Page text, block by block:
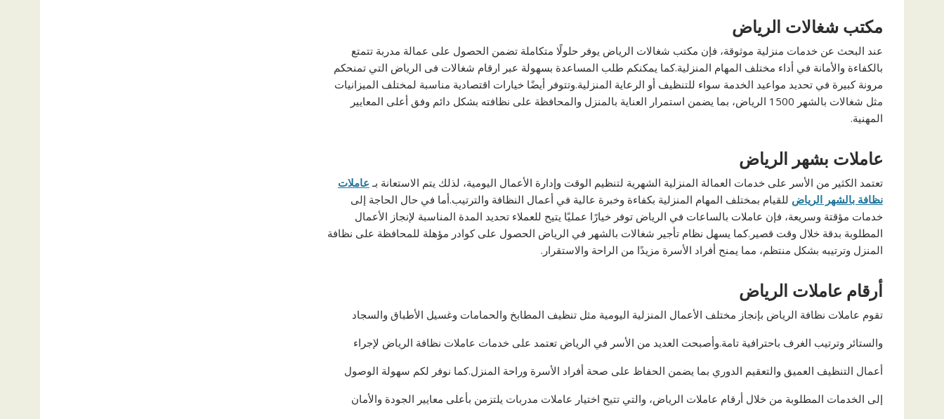
مكتب شغالات الرياض
عند البحث عن خدمات منزلية موثوقة، فإن مكتب شغالات الرياض يوفر حلولًا متكاملة تضمن الحصول على عمالة مدربة تتمتع
بالكفاءة والأمانة في أداء مختلف المهام المنزلية.كما يمكنكم طلب المساعدة بسهولة عبر ارقام شغالات فى الرياض التي تمنحكم
مرونة كبيرة في تحديد مواعيد الخدمة سواء للتنظيف أو الرعاية المنزلية.وتتوفر أيضًا خيارات اقتصادية مناسبة لمختلف الميزانيات
مثل شغالات بالشهر 1500 الرياض، بما يضمن استمرار العناية بالمنزل والمحافظة على نظافته بشكل دائم وفق أعلى المعايير
المهنية.
عاملات بشهر الرياض
تعتمد الكثير من الأسر على خدمات العمالة المنزلية الشهرية لتنظيم الوقت وإدارة الأعمال اليومية، لذلك يتم الاستعانة بـ عاملات
نظافة بالشهر الرياض للقيام بمختلف المهام المنزلية بكفاءة وخبرة عالية في أعمال النظافة والترتيب.أما في حال الحاجة إلى
خدمات مؤقتة وسريعة، فإن عاملات بالساعات في الرياض توفر خيارًا عمليًا يتيح للعملاء تحديد المدة المناسبة لإنجاز الأعمال
المطلوبة بدقة خلال وقت قصير.كما يسهل نظام تأجير شغالات بالشهر في الرياض الحصول على كوادر مؤهلة للمحافظة على نظافة
المنزل وترتيبه بشكل منتظم، مما يمنح أفراد الأسرة مزيدًا من الراحة والاستقرار.
أرقام عاملات الرياض
تقوم عاملات نظافة الرياض بإنجاز مختلف الأعمال المنزلية اليومية مثل تنظيف المطابخ والحمامات وغسيل الأطباق والسجاد
والستائر وترتيب الغرف باحترافية تامة.وأصبحت العديد من الأسر في الرياض تعتمد على خدمات عاملات نظافة الرياض لإجراء
أعمال التنظيف العميق والتعقيم الدوري بما يضمن الحفاظ على صحة أفراد الأسرة وراحة المنزل.كما نوفر لكم سهولة الوصول
إلى الخدمات المطلوبة من خلال أرقام عاملات الرياض، والتي تتيح اختيار عاملات مدربات يلتزمن بأعلى معايير الجودة والأمان